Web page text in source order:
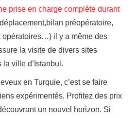
prise en charge complète durant
préopératoire,
opératoires…) il y a même des
la visite de divers sites
ville d’Istanbul.
en Turquie, c’est se faire
expérimentés, Profitez des prix
un nouvel horizon. Si